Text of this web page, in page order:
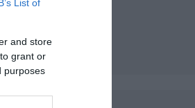
List of
and store
grant or
purposes